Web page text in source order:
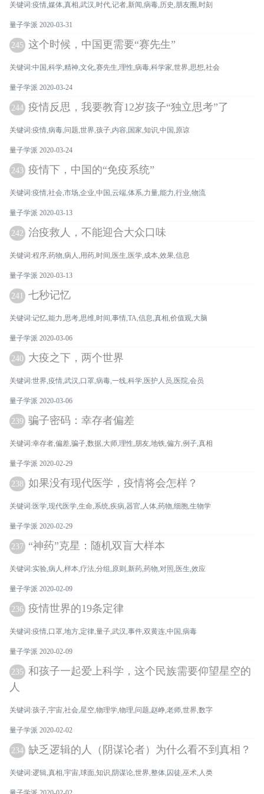
关键词:疫情,媒体,真相,武汉,时代,记者,新闻,病毒,历史,朋友圈,时刻
量子学派 2020-03-31
245 这个时候，中国更需要“赛先生”
关键词:中国,科学,精神,文化,赛先生,理性,病毒,科学家,世界,思想,社会
量子学派 2020-03-24
244 疫情反思，我要教育12岁孩子“独立思考”了
关键词:疫情,病毒,问题,世界,孩子,内容,国家,知识,中国,原谅
量子学派 2020-03-24
243 疫情下，中国的“免疫系统”
关键词:疫情,社会,市场,企业,中国,云端,体系,力量,能力,行业,物流
量子学派 2020-03-13
242 治疫救人，不能迎合大众口味
关键词:程序,药物,病人,用药,时间,医生,医学,成本,效果,信息
量子学派 2020-03-13
241 七秒记忆
关键词:记忆,能力,思考,思维,时间,事情,TA,信息,真相,价值观,大脑
量子学派 2020-03-06
240 大疫之下，两个世界
关键词:世界,疫情,武汉,口罩,病毒,一线,科学,医护人员,医院,会员
量子学派 2020-03-06
239 骗子密码：幸存者偏差
关键词:幸存者,偏差,骗子,数据,大师,理性,朋友,地铁,偏方,例子,真相
量子学派 2020-02-29
238 如果没有现代医学，疫情将会怎样？
关键词:医学,现代医学,生命,系统,疾病,器官,人体,药物,细胞,生物学
量子学派 2020-02-29
237 “神药”克星：随机双盲大样本
关键词:实验,病人,样本,疗法,分组,原则,新药,药物,对照,医生,效应
量子学派 2020-02-09
236 疫情世界的19条定律
关键词:疫情,口罩,地方,定律,量子,武汉,事件,双黄连,中国,病毒
量子学派 2020-02-09
235 和孩子一起爱上科学，这个民族需要仰望星空的
人
关键词:孩子,宇宙,社会,星空,物理学,物理,问题,赵峥,老师,世界,数字
量子学派 2020-02-02
234 缺乏逻辑的人（阴谋论者）为什么看不到真相？
关键词:逻辑,真相,宇宙,球面,知识,阴谋论,世界,整体,囚徒,巫术,人类